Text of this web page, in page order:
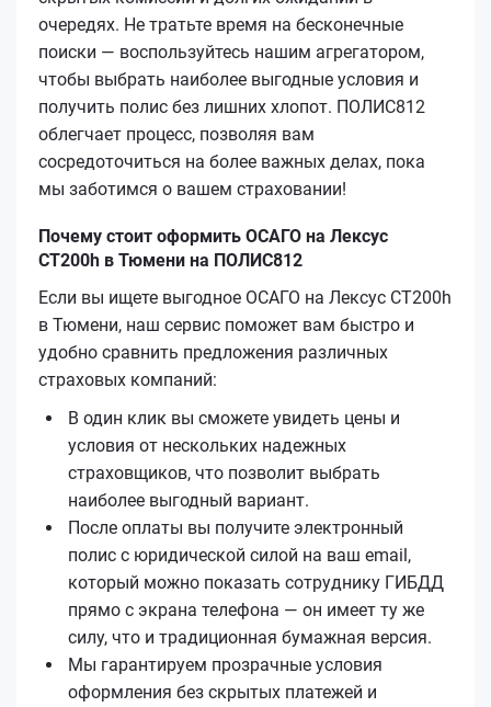
очередях. Не тратьте время на бесконечные
поиски — воспользуйтесь нашим агрегатором,
чтобы выбрать наиболее выгодные условия и
получить полис без лишних хлопот. ПОЛИС812
облегчает процесс, позволяя вам
сосредоточиться на более важных делах, пока
мы заботимся о вашем страховании!
Почему стоит оформить ОСАГО на Лексус
CT200h в Тюмени на ПОЛИС812
Если вы ищете выгодное ОСАГО на Лексус CT200h
в Тюмени, наш сервис поможет вам быстро и
удобно сравнить предложения различных
страховых компаний:
В один клик вы сможете увидеть цены и
условия от нескольких надежных
страховщиков, что позволит выбрать
наиболее выгодный вариант.
После оплаты вы получите электронный
полис с юридической силой на ваш email,
который можно показать сотруднику ГИБДД
прямо с экрана телефона — он имеет ту же
силу, что и традиционная бумажная версия.
Мы гарантируем прозрачные условия
оформления без скрытых платежей и